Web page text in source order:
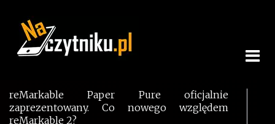
content
reMarkable Paper Pure oficjalnie
zaprezentowany. Co nowego względem
reMarkable 2?